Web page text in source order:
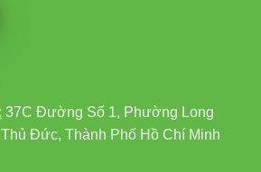
37C Đường Số 1, Phường Long
Đức, Thành Phố Hồ Chí Minh